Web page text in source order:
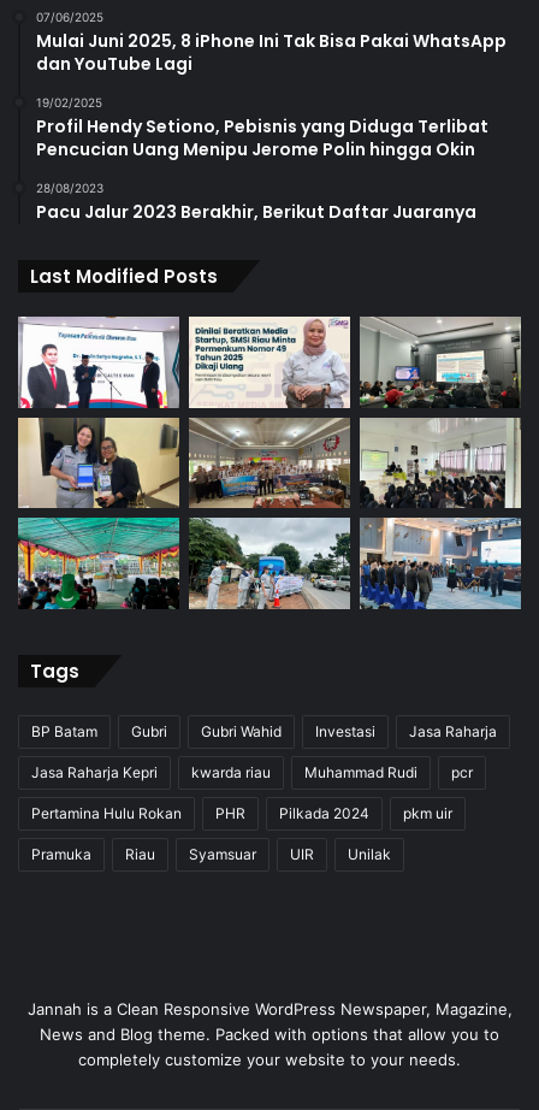
07/06/2025
Mulai Juni 2025, 8 iPhone Ini Tak Bisa Pakai WhatsApp
dan YouTube Lagi
19/02/2025
Profil Hendy Setiono, Pebisnis yang Diduga Terlibat
Pencucian Uang Menipu Jerome Polin hingga Okin
28/08/2023
Pacu Jalur 2023 Berakhir, Berikut Daftar Juaranya
Last Modified Posts
Tags
BP Batam Gubri Gubri Wahid Investasi Jasa Raharja
Jasa Raharja Kepri kwarda riau Muhammad Rudi pcr
Pertamina Hulu Rokan PHR Pilkada 2024 pkm uir
Pramuka Riau Syamsuar UIR Unilak
Jannah is a Clean Responsive WordPress Newspaper, Magazine,
News and Blog theme. Packed with options that allow you to
completely customize your website to your needs.